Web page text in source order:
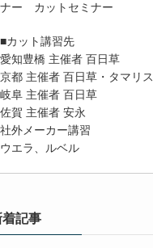
ナー カットセミナー
■カット講習先
愛知豊橋 主催者 百日草
京都 主催者 百日草・タマリス
岐阜 主催者 百日草
佐賀 主催者 安永
社外メーカー講習
ウエラ、ルベル
着記事